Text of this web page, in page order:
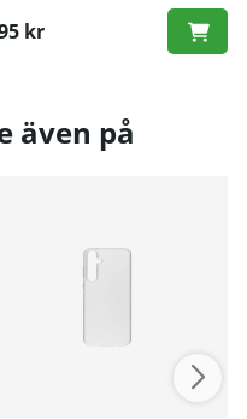
kr
även på